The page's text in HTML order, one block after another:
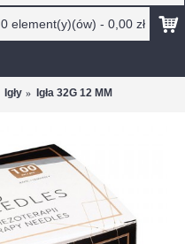
0 element(y)(ów) - 0,00 zł
Igły Igła 32G 12 MM